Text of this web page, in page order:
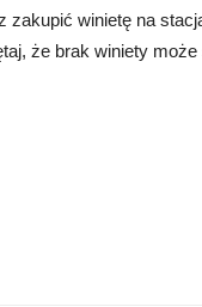
zakupić winietę na
że brak winiety